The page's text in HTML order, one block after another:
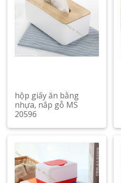
hộp giấy ăn bằng
nhựa, nắp gỗ MS
20596